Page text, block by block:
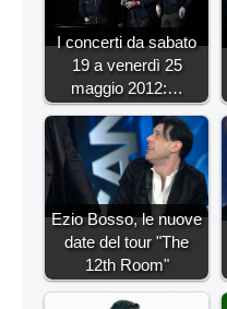
I concerti da sabato
19 a venerdì 25
maggio 2012:…
Ezio Bosso, le nuove
date del tour "The
12th Room"